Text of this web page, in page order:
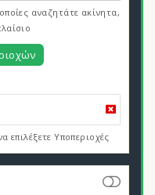
αναζητάτε ακίνητα,
Υποπεριοχές